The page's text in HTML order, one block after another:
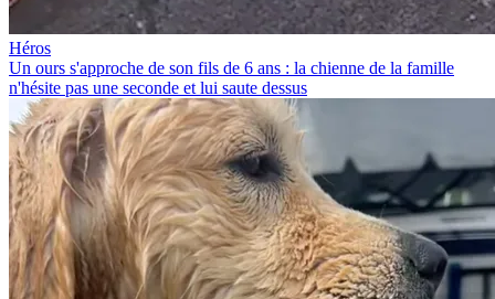
Héros
Un ours s'approche de son fils de 6 ans : la chienne de la famille
n'hésite pas une seconde et lui saute dessus